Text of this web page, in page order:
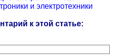
и электротехники
к этой статье: